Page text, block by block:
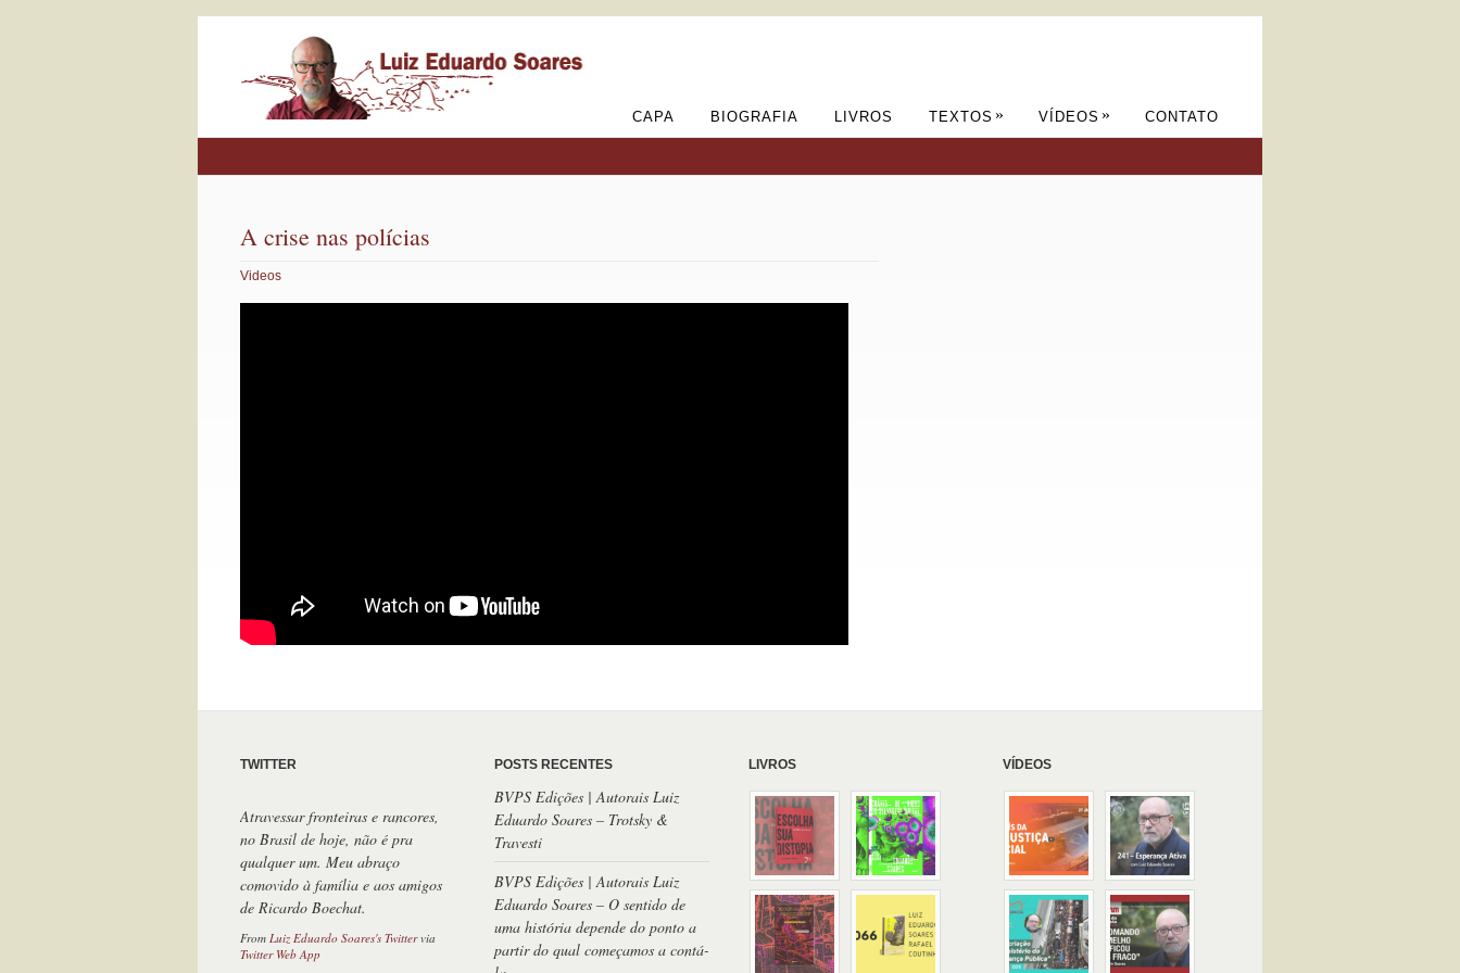
CAPA BIOGRAFIA LIVROS TEXTOS » VÍDEOS » CONTATO
A crise nas polícias
Videos
TWITTER
Atravessar fronteiras e rancores,
no Brasil de hoje, não é pra
qualquer um. Meu abraço
comovido à família e aos amigos
de Ricardo Boechat.
Twitter Web App
POSTS RECENTES
BVPS Edições | Autorais Luiz
Eduardo Soares – Trotsky &
Travesti
BVPS Edições | Autorais Luiz
Eduardo Soares – O sentido de
uma história depende do ponto a
partir do qual começamos a contá-
LIVROS VÍDEOS